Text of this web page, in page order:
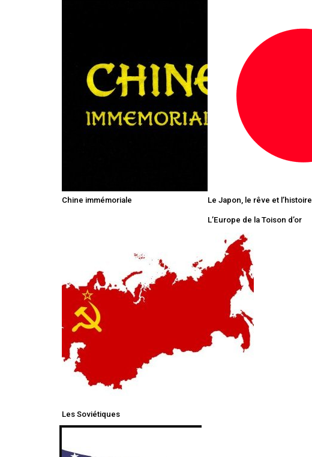
Chine immémoriale Le Japon, le rêve et l’histoire
Les Soviétiques
L’Europe de la Toison d’or